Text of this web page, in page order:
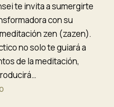
te invita a sumergirte
con su
zen (zazen).
no solo te guiará a
de la meditación,